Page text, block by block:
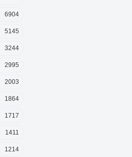
6904
5145
3244
2995
2003
1864
1717
1411
1214